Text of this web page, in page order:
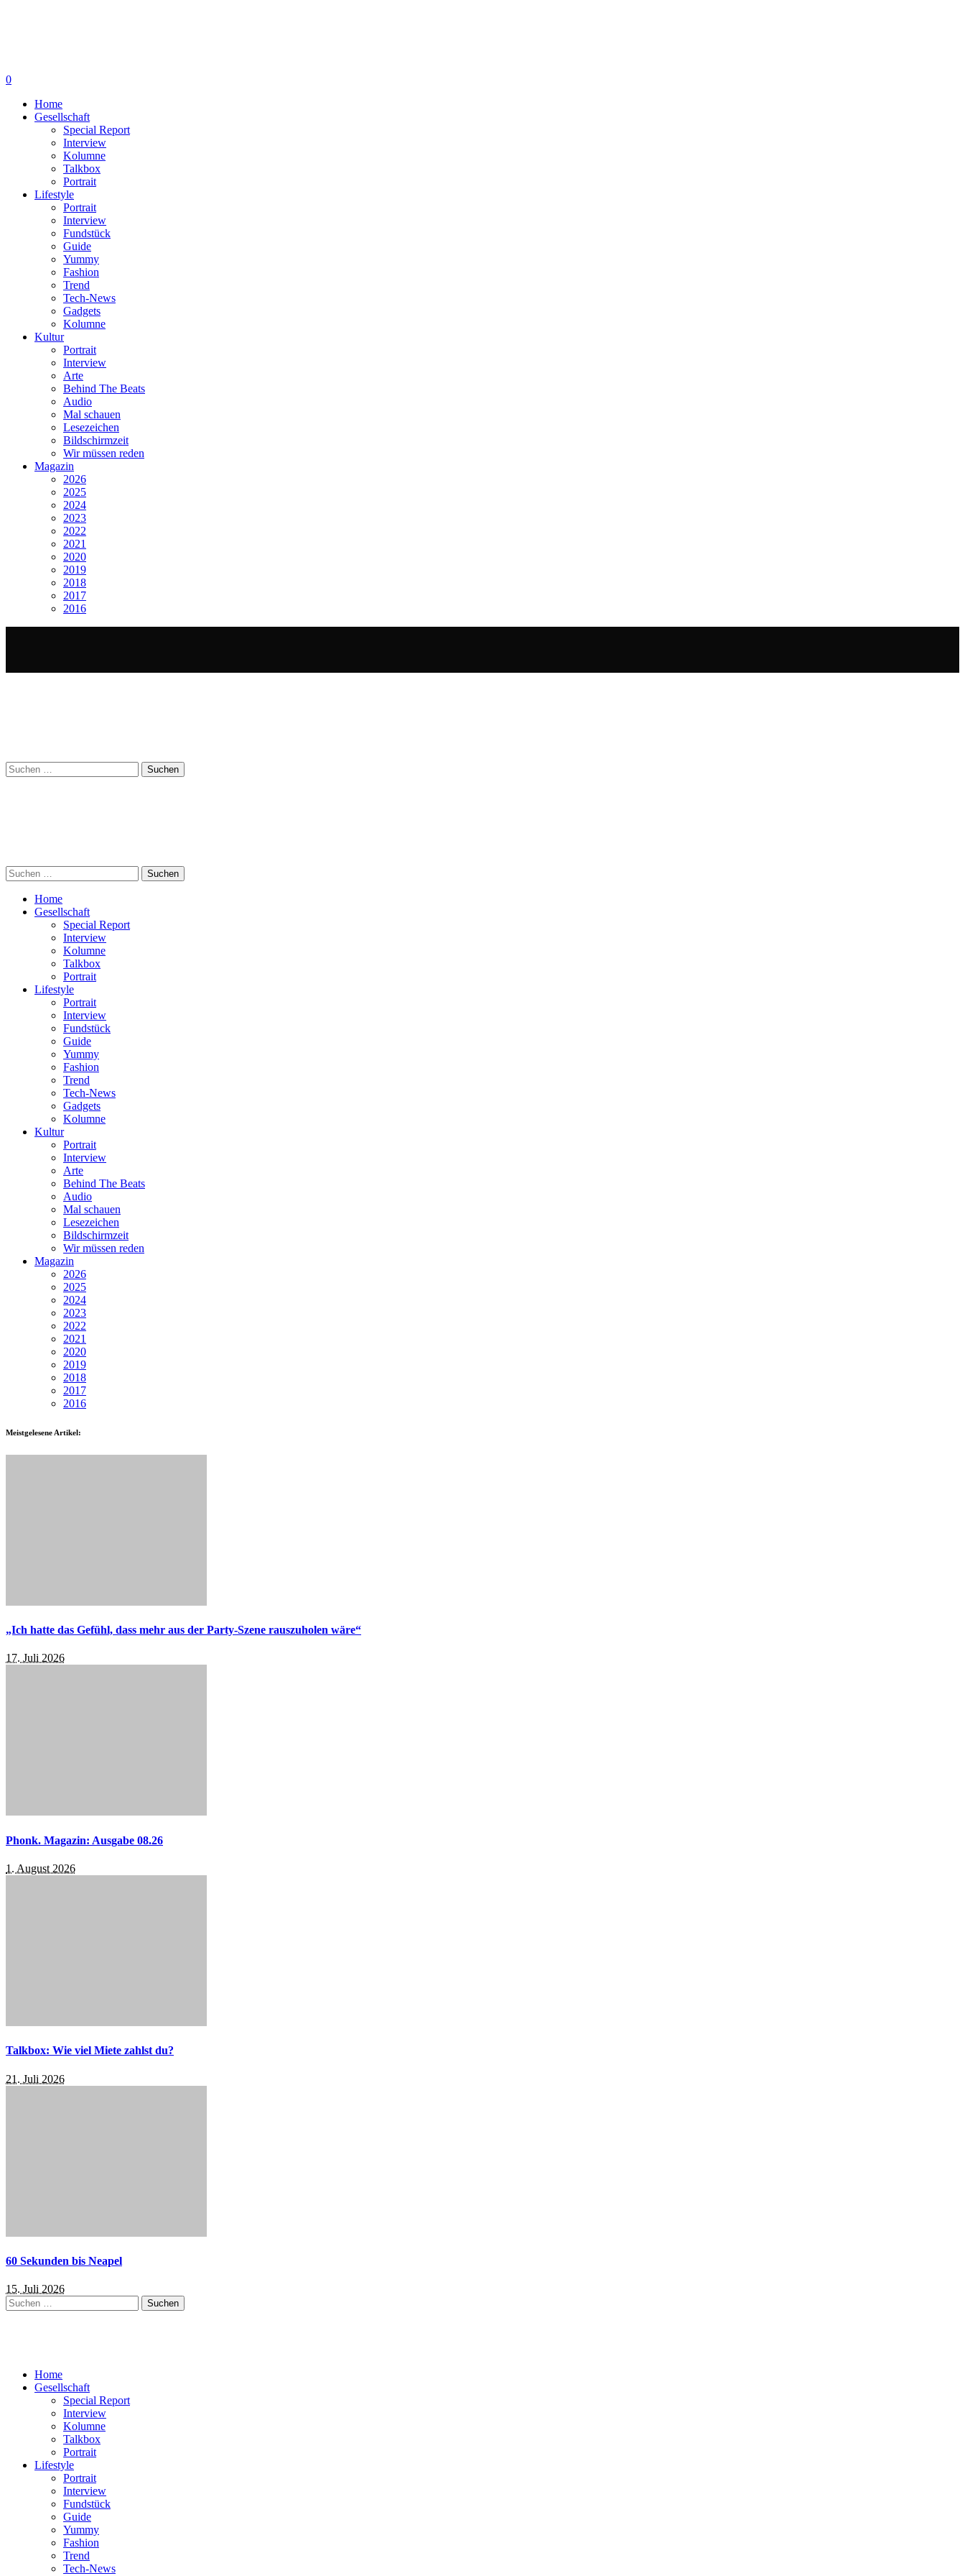
0
Home
Gesellschaft
Special Report
Interview
Kolumne
Talkbox
Portrait
Lifestyle
Portrait
Interview
Fundstück
Guide
Yummy
Fashion
Trend
Tech-News
Gadgets
Kolumne
Kultur
Portrait
Interview
Arte
Behind The Beats
Audio
Mal schauen
Lesezeichen
Bildschirmzeit
Wir müssen reden
Magazin
2026
2025
2024
2023
2022
2021
2020
2019
2018
2017
2016
Suchen
nach:
Suchen
nach:
Home
Gesellschaft
Special Report
Interview
Kolumne
Talkbox
Portrait
Lifestyle
Portrait
Interview
Fundstück
Guide
Yummy
Fashion
Trend
Tech-News
Gadgets
Kolumne
Kultur
Portrait
Interview
Arte
Behind The Beats
Audio
Mal schauen
Lesezeichen
Bildschirmzeit
Wir müssen reden
Magazin
2026
2025
2024
2023
2022
2021
2020
2019
2018
2017
2016
Meistgelesene Artikel:
„Ich hatte das Gefühl, dass mehr aus der Party-Szene rauszuholen wäre“
17. Juli 2026
Phonk. Magazin: Ausgabe 08.26
1. August 2026
Talkbox: Wie viel Miete zahlst du?
21. Juli 2026
60 Sekunden bis Neapel
15. Juli 2026
Suchen
nach:
Home
Gesellschaft
Special Report
Interview
Kolumne
Talkbox
Portrait
Lifestyle
Portrait
Interview
Fundstück
Guide
Yummy
Fashion
Trend
Tech-News